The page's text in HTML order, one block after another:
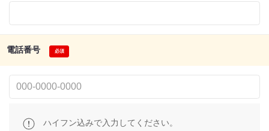
電話番号
ハイフン込みで入力してください。